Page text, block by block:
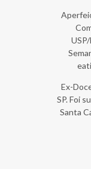
Ex-
SP. Foi
Santa